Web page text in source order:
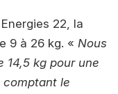
22, la
9 à 26 kg. « Nous
14,5 kg pour une
le